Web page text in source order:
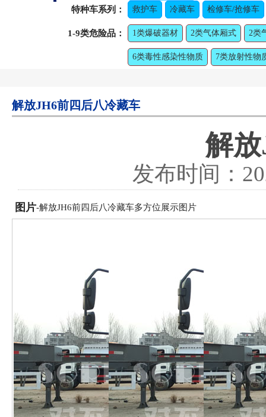
特种车系列： 救护车 冷藏车 检修车/抢修车
1-9类危险品： 1类爆破器材 2类气体厢式 2类
6类毒性感染性物质 7类放射性物
解放JH6前四后八冷藏车
解
发布时间：
图片-解放JH6前四后八冷藏车多方位展示图片